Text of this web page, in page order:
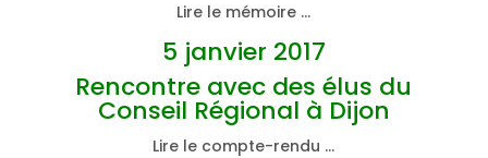
Lire le mémoire …
5 janvier 2017
Rencontre avec des élus du
Conseil Régional à Dijon
Lire le compte-rendu …